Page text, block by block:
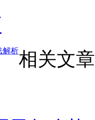
解析相关文章